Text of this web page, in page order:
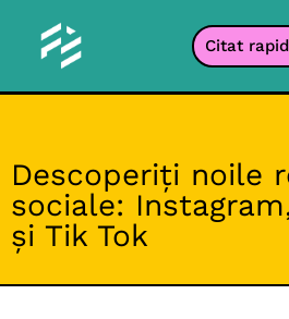
Citat
Descoperiți noile
sociale:
și Tik Tok